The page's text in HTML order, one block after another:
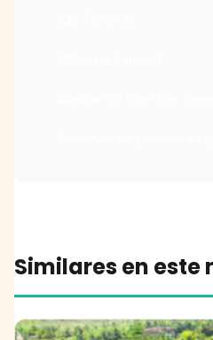
Similares en este